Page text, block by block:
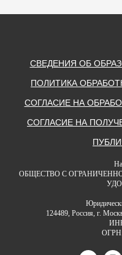
СВЕДЕНИЯ ОБ
ПОЛИТИКА
СОГЛАСИЕ НА
СОГЛАСИЕ НА
ОБЩЕСТВО С
124489, Россия, г.
ОГРН: